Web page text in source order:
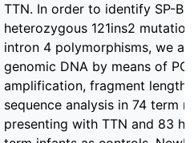
TTN. In order to identify SP-B
heterozygous 121ins2
intron 4 polymorphisms, we
genomic DNA by means of
amplification, fragment length
sequence analysis in 74 term
presenting with TTN and 83